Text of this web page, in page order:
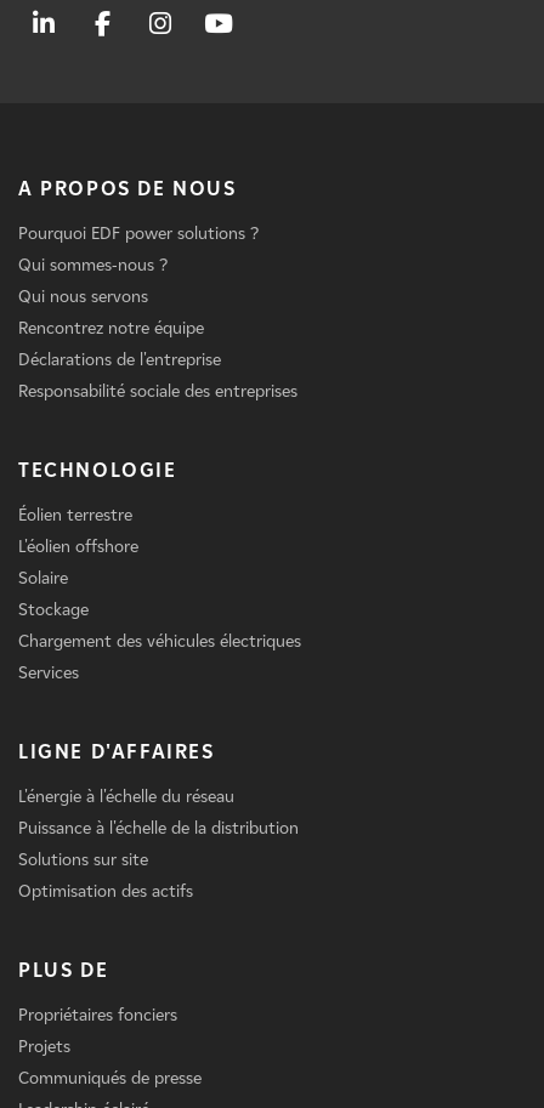
A PROPOS DE NOUS
Pourquoi EDF power solutions ?
Qui sommes-nous ?
Qui nous servons
Rencontrez notre équipe
Déclarations de l'entreprise
Responsabilité sociale des entreprises
TECHNOLOGIE
Éolien terrestre
L'éolien offshore
Solaire
Stockage
Chargement des véhicules électriques
Services
LIGNE D'AFFAIRES
L'énergie à l'échelle du réseau
Puissance à l'échelle de la distribution
Solutions sur site
Optimisation des actifs
PLUS DE
Propriétaires fonciers
Projets
Communiqués de presse